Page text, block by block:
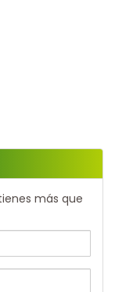
más que